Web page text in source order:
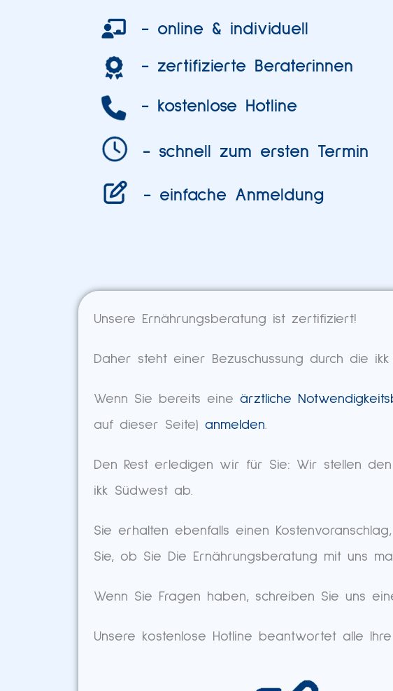
- online & individuell
- zertifizierte Beraterinnen
- kostenlose Hotline
- schnell zum ersten Termin
- einfache Anmeldung
Unsere Ernährungsberatung ist zertifiziert!
Daher steht einer Bezuschussung durch die
Wenn Sie bereits eine ärztliche
auf dieser Seite) anmelden.
Den Rest erledigen wir für Sie: Wir stellen
ikk Südwest ab.
Sie erhalten ebenfalls einen
Sie, ob Sie Die Ernährungsberatung mit uns
Wenn Sie Fragen haben, schreiben Sie uns
Unsere kostenlose Hotline beantwortet alle